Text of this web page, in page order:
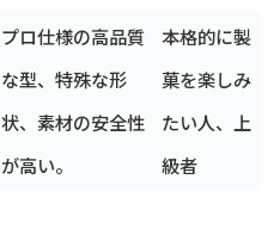
プロ仕様の高品質
な型、特殊な形
状、素材の安全性
が高い。
本格的に製
菓を楽しみ
たい人、上
級者